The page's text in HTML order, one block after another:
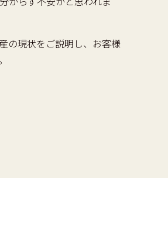
の現状をご説明し、お客様